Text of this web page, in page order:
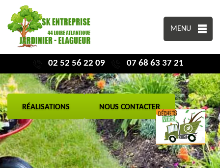
MENU
02 52 56 22 09 07 68 63 37 21
RÉALISATIONS NOUS CONTACTER